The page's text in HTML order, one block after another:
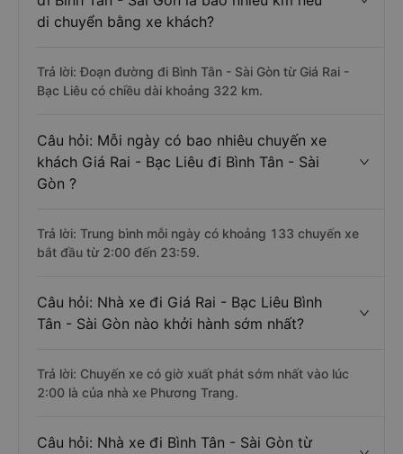
di chuyển bằng xe khách?
Trả lời: Đoạn đường đi Bình Tân - Sài Gòn từ Giá Rai -
Bạc Liêu có chiều dài khoảng 322 km.
Câu hỏi: Mỗi ngày có bao nhiêu chuyến xe
khách Giá Rai - Bạc Liêu đi Bình Tân - Sài
Gòn ?
Trả lời: Trung bình mỗi ngày có khoảng 133 chuyến xe
bắt đầu từ 2:00 đến 23:59.
Câu hỏi: Nhà xe đi Giá Rai - Bạc Liêu Bình
Tân - Sài Gòn nào khởi hành sớm nhất?
Trả lời: Chuyến xe có giờ xuất phát sớm nhất vào lúc
2:00 là của nhà xe Phương Trang.
Câu hỏi: Nhà xe đi Bình Tân - Sài Gòn từ